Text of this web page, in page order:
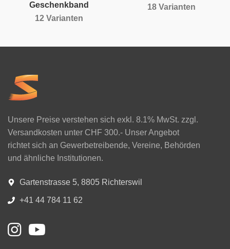
Geschenkband
12 Varianten
18 Varianten
Unsere Preise verstehen sich exkl. 8.1% MwSt. zzgl.
Versandkosten unter CHF 300.- Unser Angebot
richtet sich an Gewerbetreibende, Vereine, Behörden
und ähnliche Institutionen.
Gartenstrasse 5, 8805 Richterswil
+41 44 784 11 62